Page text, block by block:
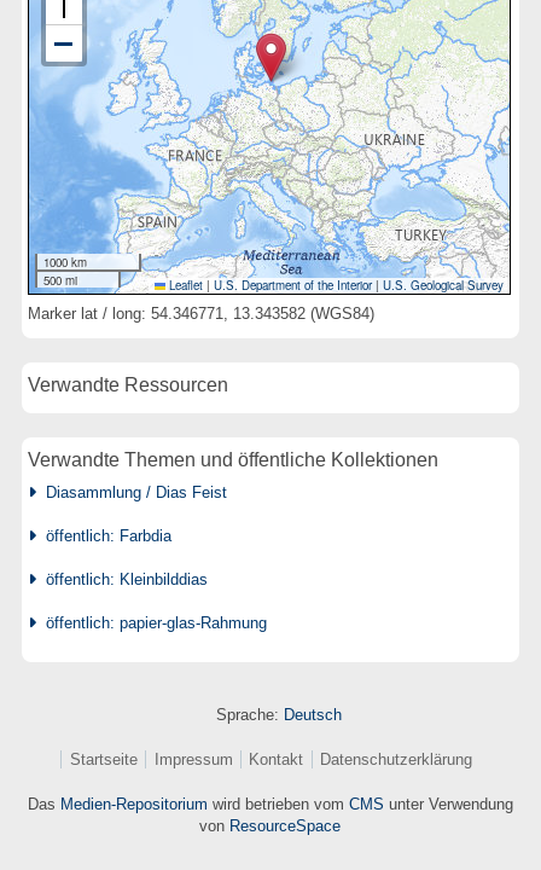
1000 km
500 mi
Leaflet | U.S. Department of the Interior|U.S. Geological Survey
Marker lat / long: 54.346771, 13.343582 (WGS84)
Verwandte Ressourcen
Verwandte Themen und öffentliche Kollektionen
Diasammlung / Dias Feist
öffentlich: Farbdia
öffentlich: Kleinbilddias
öffentlich: papier-glas-Rahmung
Sprache: Deutsch
Startseite Impressum Kontakt Datenschutzerklärung
Das Medien-Repositorium wird betrieben vom CMS unter Verwendung
von ResourceSpace